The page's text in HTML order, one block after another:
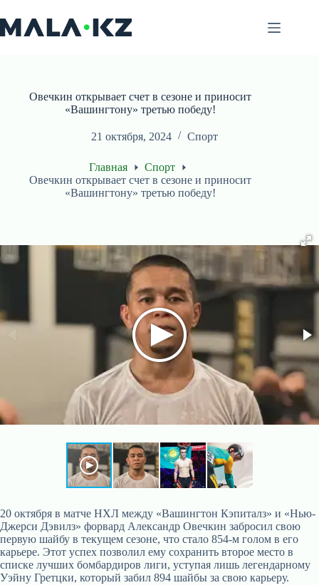
к
сути
Овечкин открывает счет в сезоне и приносит
«Вашингтону» третью победу!
21 октября, 2024 Спорт
Главная
Спорт
Овечкин открывает счет в сезоне и приносит
«Вашингтону» третью победу!
20 октября в матче НХЛ между «Вашингтон Кэпиталз» и «Нью-
Джерси Дэвилз» форвард Александр Овечкин забросил свою
первую шайбу в текущем сезоне, что стало 854-м голом в его
карьере. Этот успех позволил ему сохранить второе место в
списке лучших бомбардиров лиги, уступая лишь легендарному
Уэйну Гретцки, который забил 894 шайбы за свою карьеру.